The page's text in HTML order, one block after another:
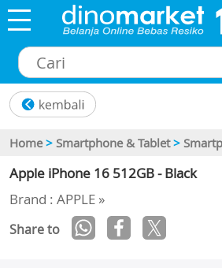
Home > Smartphone & Tablet >
Apple iPhone 16 512GB - Black
Brand : APPLE »
Share to